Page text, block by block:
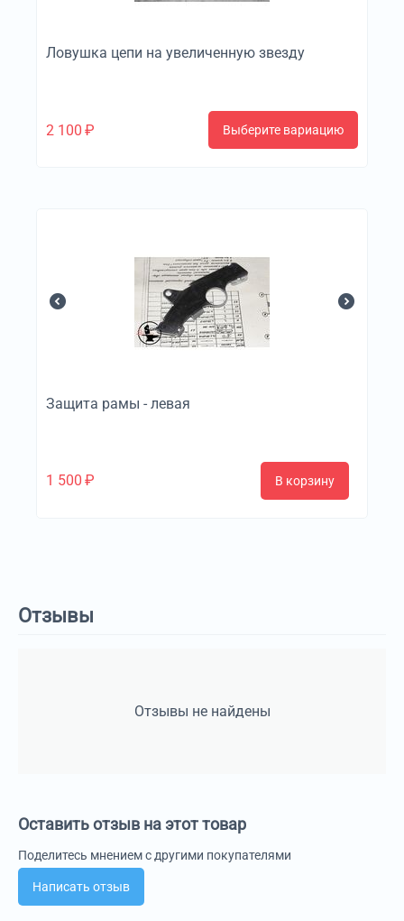
Ловушка цепи на увеличенную звезду
2 100 ₽ Выберите вариацию
Защита рамы - левая
1 500 ₽ В корзину
Отзывы
Отзывы не найдены
Оставить отзыв на этот товар
Поделитесь мнением с другими покупателями
Написать отзыв